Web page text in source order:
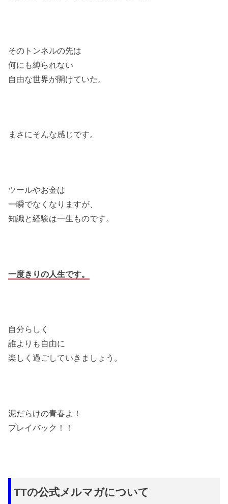
そのトンネルの先は
何にも縛られない
自由な世界が開けていた。
まさにそんな感じです。
ツールやお金は
一瞬でなくなりますが、
知識と経験は一生ものです。
一度きりの人生です。
自分らしく
誰よりも自由に
楽しく過ごしていきましょう。
泥だらけの青春よ！
プレイバック！！
TTの公式メルマガについて